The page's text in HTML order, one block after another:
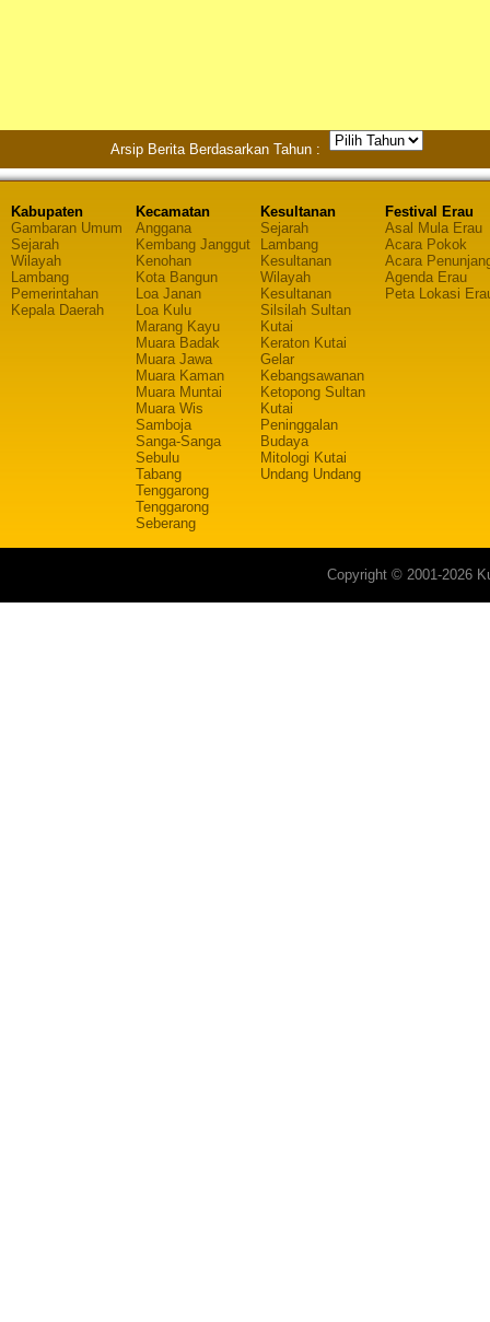
Arsip Berita Berdasarkan Tahun :
Kabupaten
Gambaran Umum
Sejarah
Wilayah
Lambang
Pemerintahan
Kepala Daerah
Kecamatan
Anggana
Kembang Janggut
Kenohan
Kota Bangun
Loa Janan
Loa Kulu
Marang Kayu
Muara Badak
Muara Jawa
Muara Kaman
Muara Muntai
Muara Wis
Samboja
Sanga-Sanga
Sebulu
Tabang
Tenggarong
Tenggarong
Seberang
Kesultanan
Sejarah
Lambang
Kesultanan
Wilayah
Kesultanan
Silsilah Sultan
Kutai
Keraton Kutai
Gelar
Kebangsawanan
Ketopong Sultan
Kutai
Peninggalan
Budaya
Mitologi Kutai
Undang Undang
Festival Erau
Asal Mula Erau
Acara Pokok
Acara
Agenda Erau
Peta Lokasi
Copyright © 2001-2026